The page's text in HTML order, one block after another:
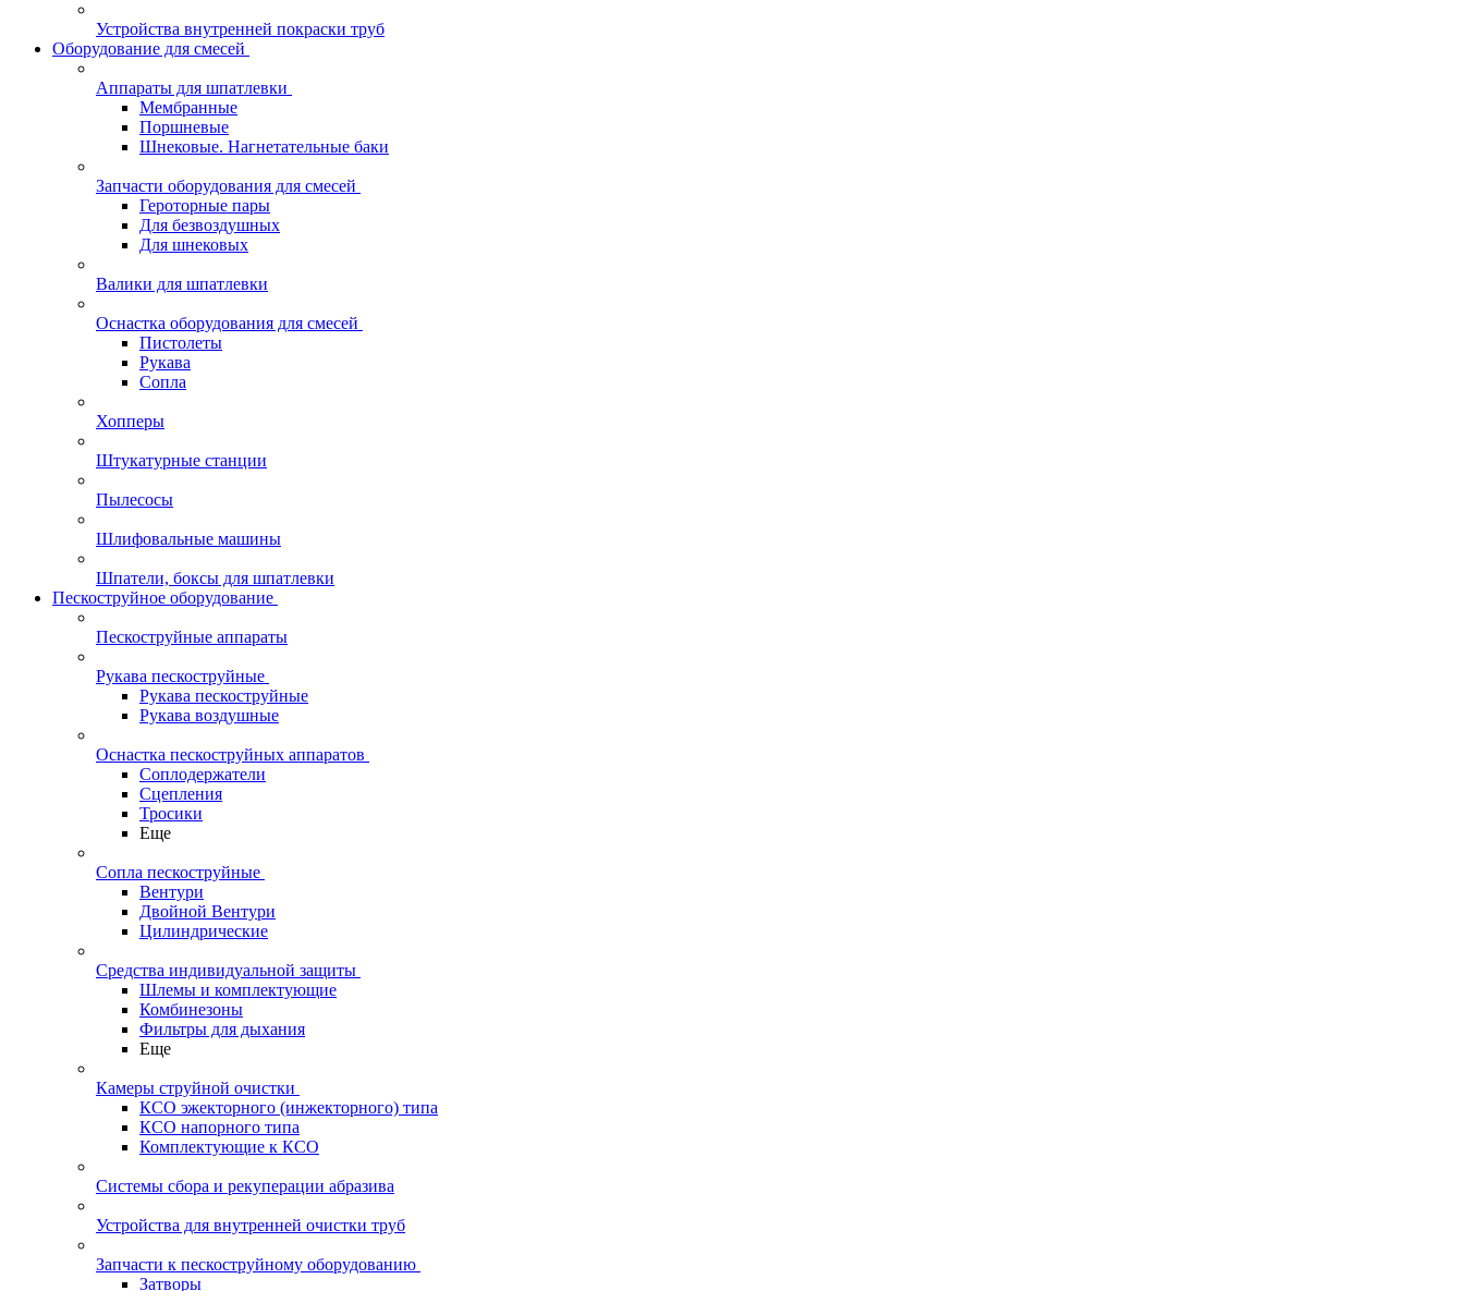
Устройства внутренней покраски труб
Оборудование для смесей
Аппараты для шпатлевки
Мембранные
Поршневые
Шнековые. Нагнетательные баки
Запчасти оборудования для смесей
Героторные пары
Для безвоздушных
Для шнековых
Валики для шпатлевки
Оснастка оборудования для смесей
Пистолеты
Рукава
Сопла
Хопперы
Штукатурные станции
Пылесосы
Шлифовальные машины
Шпатели, боксы для шпатлевки
Пескоструйное оборудование
Пескоструйные аппараты
Рукава пескоструйные
Рукава пескоструйные
Рукава воздушные
Оснастка пескоструйных аппаратов
Соплодержатели
Сцепления
Тросики
Еще
Сопла пескоструйные
Вентури
Двойной Вентури
Цилиндрические
Средства индивидуальной защиты
Шлемы и комплектующие
Комбинезоны
Фильтры для дыхания
Еще
Камеры струйной очистки
КСО эжекторного (инжекторного) типа
КСО напорного типа
Комплектующие к КСО
Системы сбора и рекуперации абразива
Устройства для внутренней очистки труб
Запчасти к пескоструйному оборудованию
Затворы